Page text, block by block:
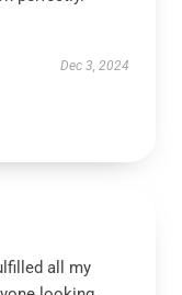
Dec 3, 2024
all my